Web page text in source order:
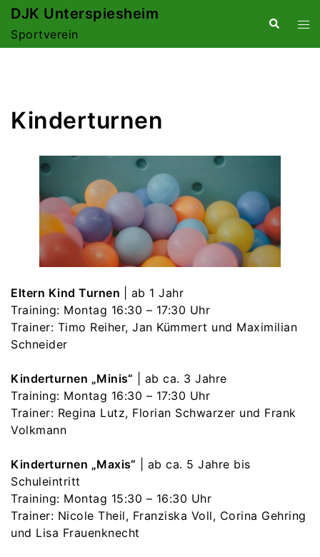
Zum
springen
DJK Unterspiesheim
Sportverein
Suche
Kinderturnen
Eltern Kind Turnen
| ab 1 Jahr
Training: Montag 16:30 – 17:30 Uhr
Trainer: Timo Reiher, Jan Kümmert und Maximilian
Schneider
Kinderturnen „Minis“ | ab ca. 3 Jahre
Training: Montag 16:30 – 17:30 Uhr
Trainer: Regina Lutz, Florian Schwarzer und Frank
Volkmann
Kinderturnen „Maxis“ | ab ca. 5 Jahre bis
Schuleintritt
Training: Montag 15:30 – 16:30 Uhr
Trainer: Nicole Theil, Franziska Voll, Corina Gehring
und Lisa Frauenknecht